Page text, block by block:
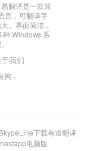
翻译是一款简
言，可翻译字
。界面简洁，
Windows 系
我们
网 ·
Line下载有道翻译
电脑版